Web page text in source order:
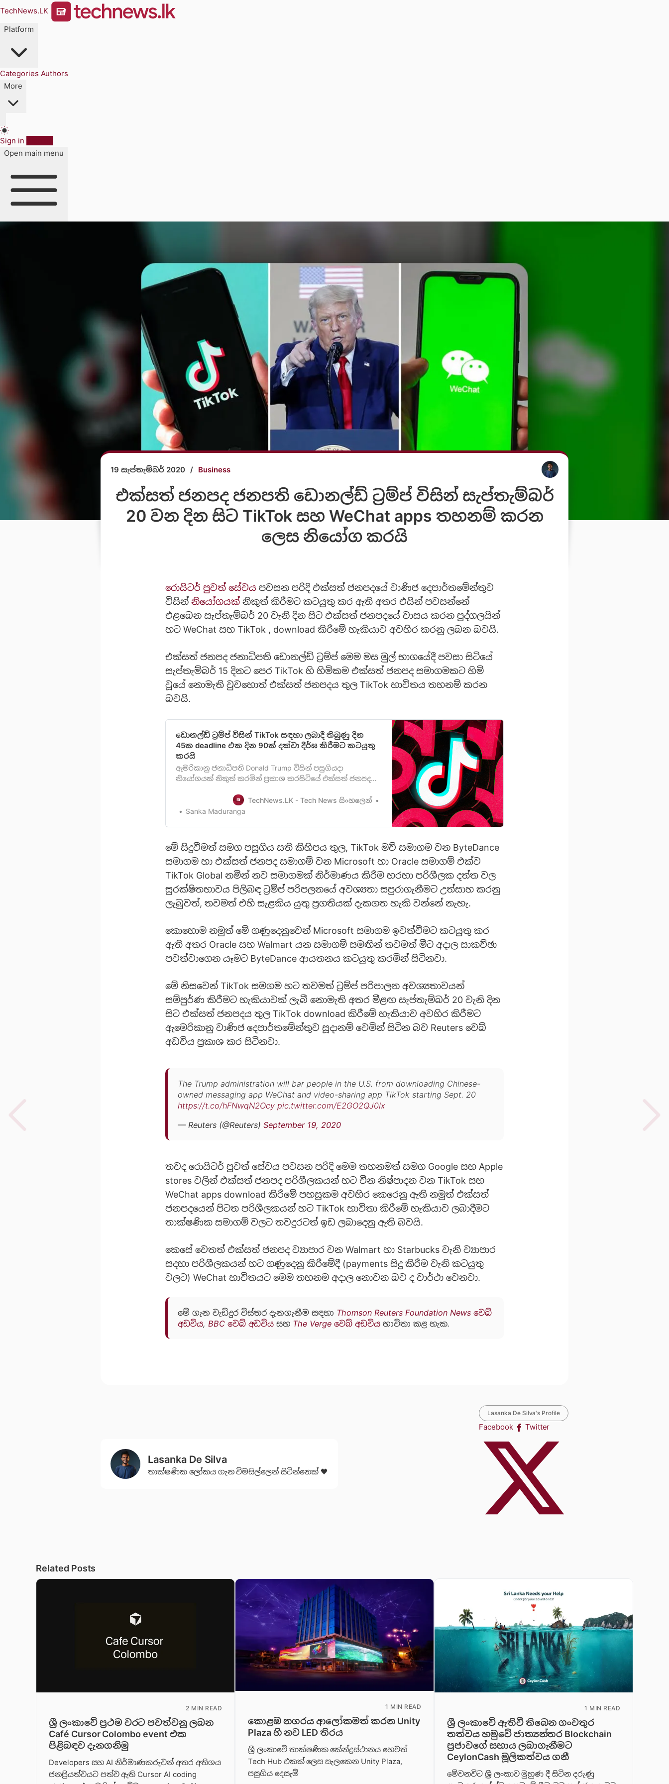
TechNews.LK
Platform
Categories Authors
More
Sign in
Open main menu
19 සැප්තැම්බර් 2020 / Business
එක්සත් ජනපද ජනපති ඩොනල්ඩ් ට්‍රම්ප් විසින් සැප්තැම්බර්
20 වන දින සිට TikTok සහ WeChat apps තහනම් කරන
ලෙස නියෝග කරයි
රොයිටර් පුවත් සේවය පවසන පරිදි එක්සත් ජනපදයේ වාණිජ දෙපාර්තමේන්තුව
විසින් නියෝගයක් නිකුත් කිරීමට කටයුතු කර ඇති අතර එයින් පවසන්නේ
එළබෙන සැප්තැම්බර් 20 වැනි දින සිට එක්සත් ජනපදයේ වාසය කරන පුද්ගලයින්
හට WeChat සහ TikTok , download කිරීමේ හැකියාව අවහිර කරනු ලබන බවයි.
එක්සත් ජනපද ජනාධිපති ඩොනල්ඩ් ට්‍රම්ප් මෙම මස මුල් භාගයේදී පවසා සිටියේ
සැප්තැම්බර් 15 දිනට පෙර TikTok හි හිමිකම එක්සත් ජනපද සමාගමකට හිමි
වූයේ නොමැති වුවහොත් එක්සත් ජනපදය තුල TikTok භාවිතය තහනම් කරන
බවයි.
ඩොනල්ඩ් ට්‍රම්ප් විසින් TikTok සඳහා ලබාදී තිබුණු දින
45ක deadline එක දින 90ක් දක්වා දීර්ඝ කිරීමට කටයුතු
කරයි
ඇමරිකානු ජනාධිපති Donald Trump විසින් පසුගියදා
නියෝගයක් නිකුත් කරමින් ප්‍රකාශ කරසිටියේ එක්සත් ජනපදයේ
කාලසීමාවක් ByteDance සමාගම වෙත ලබා දෙන බව වන
අතර ඒ පිළිබඳව මින් පෙර ලිපියක් මඟින්අපි ඔබව දැනුවත්
TechNews.LK - Tech News සිංහලෙන්
Sanka Maduranga
මේ සිදුවීමත් සමග පසුගිය සති කිහිපය තුල, TikTok මව් සමාගම වන ByteDance
සමාගම හා එක්සත් ජනපද සමාගම් වන Microsoft හා Oracle සමාගම් එක්ව
TikTok Global නමින් නව සමාගමක් නිර්මාණය කිරීම හරහා පරිශීලක දත්ත වල
සුරක්ෂිතභාවය පිලිබඳ ට්‍රම්ප් පරිපලනයේ අවශ්‍යතා සපුරාගැනීමට උත්සාහ කරනු
ලැබුවත්, තවමත් එහි සැළකිය යුතු ප්‍රගතියක් දැකගත හැකි වන්නේ නැහැ.
කොහොම නමුත් මේ ගණුදෙනුවෙන් Microsoft සමාගම ඉවත්වීමට කටයුතු කර
ඇති අතර Oracle සහ Walmart යන සමාගම් සමඟින් තවමත් මීට අදාල සාකච්ඡා
පවත්වාගෙන යෑමට ByteDance ආයතනය කටයුතු කරමින් සිටිනවා.
මේ නිසවෙන් TikTok සමගම හට තවමත් ට්‍රම්ප් පරිපාලන අවශ්‍යතාවයන්
සම්පුර්ණ කිරීමට හැකියාවක් ලැබී නොමැති අතර මීළඟ සැප්තැම්බර් 20 වැනි දින
සිට එක්සත් ජනපදය තුල TikTok download කිරීමේ හැකියාව අවහිර කිරීමට
ඇමෙරිකානු වාණිජ දෙපාර්තමේන්තුව සූදානම් වෙමින් සිටින බව Reuters වෙබ්
අඩවිය ප්‍රකාශ කර සිටිනවා.
The Trump administration will bar people in the U.S. from downloading Chinese-
owned messaging app WeChat and video-sharing app TikTok starting Sept. 20
https://t.co/hFNwqN2Ocy pic.twitter.com/E2GO2QJ0Ix
— Reuters (@Reuters) September 19, 2020
තවද රොයිටර් පුවත් සේවය පවසන පරිදි මෙම තහනමත් සමග Google සහ Apple
stores වලින් එක්සත් ජනපද පරිශීලකයන් හට චීන නිෂ්පාදන වන TikTok සහ
WeChat apps download කිරීමේ පහසුකම අවහිර කෙරෙනු ඇති නමුත් එක්සත්
ජනපදයෙන් පිටත පරිශීලකයන් හට TikTok භාවිතා කිරීමේ හැකියාව ලබාදීමට
තාක්ෂණික සමාගම් වලට තවදුරටත් ඉඩ ලබාදෙනු ඇති බවයි.
කෙසේ වෙතත් එක්සත් ජනපද ව්‍යාපාර වන Walmart හා Starbucks වැනි ව්‍යාපාර
සදහා පරිශීලකයන් හට ගණුදෙනු කිරීමේදී (payments සිදු කිරීම වැනි කටයුතු
වලට) WeChat භාවිතයට මෙම තහනම අදාල නොවන බව ද වාර්ථා වෙනවා.
මේ ගැන වැඩිදුර විස්තර දැනගැනීම සඳහා Thomson Reuters Foundation News වෙබ්
අඩවිය, BBC වෙබ් අඩවිය සහ The Verge වෙබ් අඩවිය භාවිතා කළ හැක.
Lasanka De Silva
තාක්ෂණික ‌ලෝකය ගැන විමසිල්ලෙන් සිටින්‌නෙක් 🖤
Lasanka De Silva's Profile
Facebook Twitter
Related Posts
2 MIN READ
ශ්‍රී ලංකාවේ ප්‍රථම වරට පවත්වනු ලබන
Café Cursor Colombo event එක
පිළිබඳව දැනගනිමු
Developers සහ AI නිර්මාණකරුවන් අතර අතිශය
ජනප්‍රියත්වයට පත්ව ඇති Cursor AI coding
1 MIN READ
කොළඹ නගරය ආලෝකමත් කරන Unity
Plaza හි නව LED තිරය
ශ්‍රී ලංකාවේ තාක්ෂණික කේන්ද්‍රස්ථානය හෙවත්
Tech Hub එකක් ලෙස සැලකෙන Unity Plaza,
පසුගිය දෙසැම්
1 MIN READ
ශ්‍රී ලංකාවේ ඇතිවී තිබෙන ගංවතුර
තත්වය හමුවේ ජාත්‍යන්තර Blockchain
ප්‍රජාවගේ සහාය ලබාගැනීමට
CeylonCash මූලිකත්වය ග​නී
මේවනවිට ශ්‍රී ලංකාව මුහුණ දී සිටින දරුණු